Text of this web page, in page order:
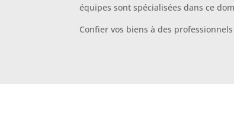
équipes sont spécialisées dans ce
Confier vos biens à des